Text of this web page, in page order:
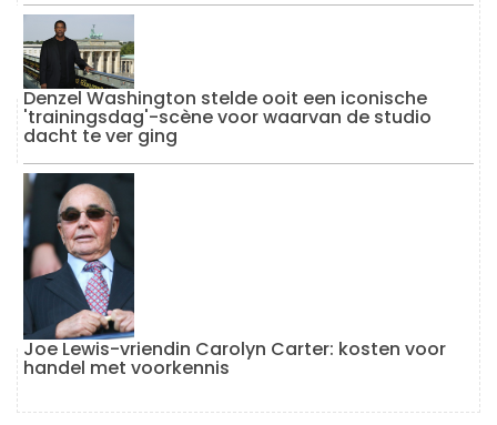
Denzel Washington stelde ooit een iconische
'trainingsdag'-scène voor waarvan de studio
dacht te ver ging
Joe Lewis-vriendin Carolyn Carter: kosten voor
handel met voorkennis